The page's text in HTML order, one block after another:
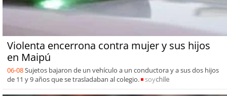
Violenta encerrona contra mujer y sus hijos
en Maipú
06-08Sujetos bajaron de un vehículo a un conductora y a sus dos hijos
de 11 y 9 años que se trasladaban al colegio.
soychile